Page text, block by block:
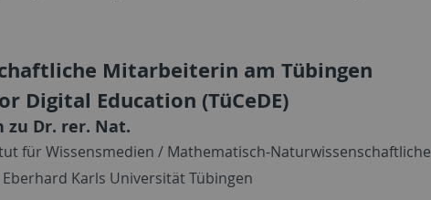
Mitarbeiterin am Tübingen
Digital Education (TüCeDE)
zu Dr. rer. Nat.
für Wissensmedien / Mathematisch-Naturwissenschaftliche
Karls Universität Tübingen